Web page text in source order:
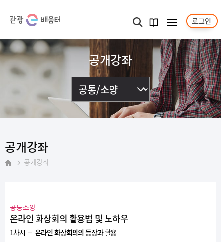
검색
과정
안내서
메뉴보기 로그인
공개강좌
공개강좌
공개강좌
공통소양
온라인 화상회의 활용법 및 노하우
1차시
온라인 화상회의의 등장과 활용